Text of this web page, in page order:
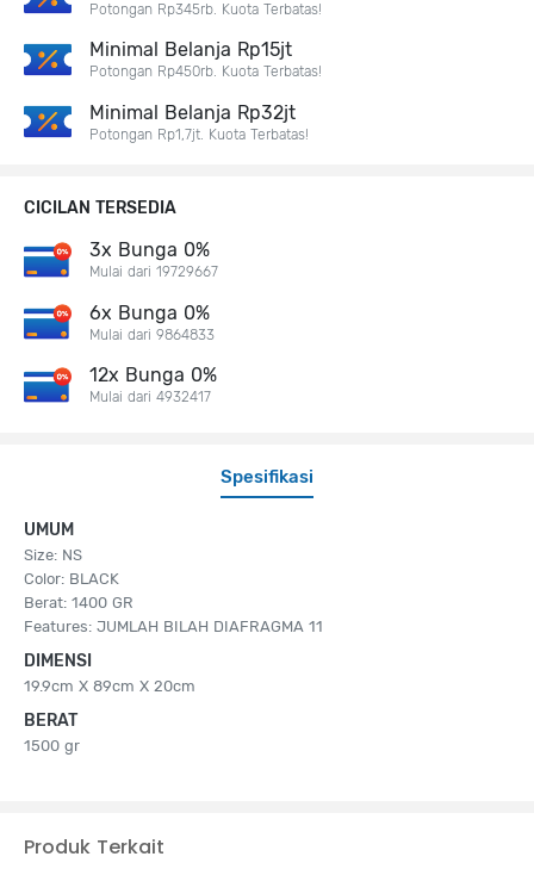
Spesifikasi
UMUM
Size: NS
Color: BLACK
Berat: 1400 GR
Features: JUMLAH BILAH DIAFRAGMA 11
DIMENSI
19.9cm X 89cm X 20cm
BERAT
1500 gr
Potongan Rp345rb. Kuota Terbatas!
Minimal Belanja Rp15jt
Potongan Rp450rb. Kuota Terbatas!
Minimal Belanja Rp32jt
Potongan Rp1,7jt. Kuota Terbatas!
CICILAN TERSEDIA
3x Bunga 0%
Mulai dari 19729667
6x Bunga 0%
Mulai dari 9864833
12x Bunga 0%
Mulai dari 4932417
Produk Terkait